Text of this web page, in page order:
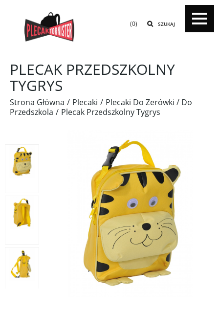
SZUKAJ
(0)
PLECAK PRZEDSZKOLNY
TYGRYS
Strona Główna Plecaki
Plecaki Do Zerówki / Do
Przedszkola
Plecak Przedszkolny Tygrys